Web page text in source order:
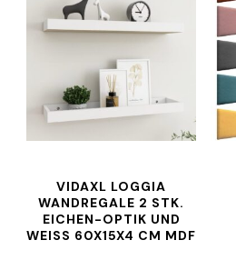
VIDAXL LOGGIA
WANDREGALE 2 STK.
EICHEN-OPTIK UND
WEISS 60X15X4 CM MDF